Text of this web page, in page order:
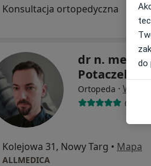
Konsultacja ortopedyczna
dr n. med.
Potaczek
Ortopeda · Więcej
64
Kolejowa 31, Nowy Targ • Mapa
ALLMEDICA
do